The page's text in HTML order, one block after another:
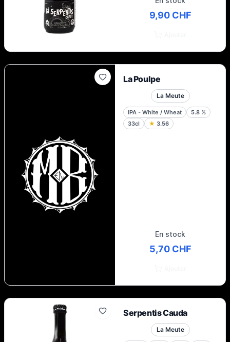
9,90 CHF
La Poulpe
La Meute
IPA - White / Wheat 5.8 %
33cl
★ 3.56
En stock
5,70 CHF
Serpentis Cauda
La Meute